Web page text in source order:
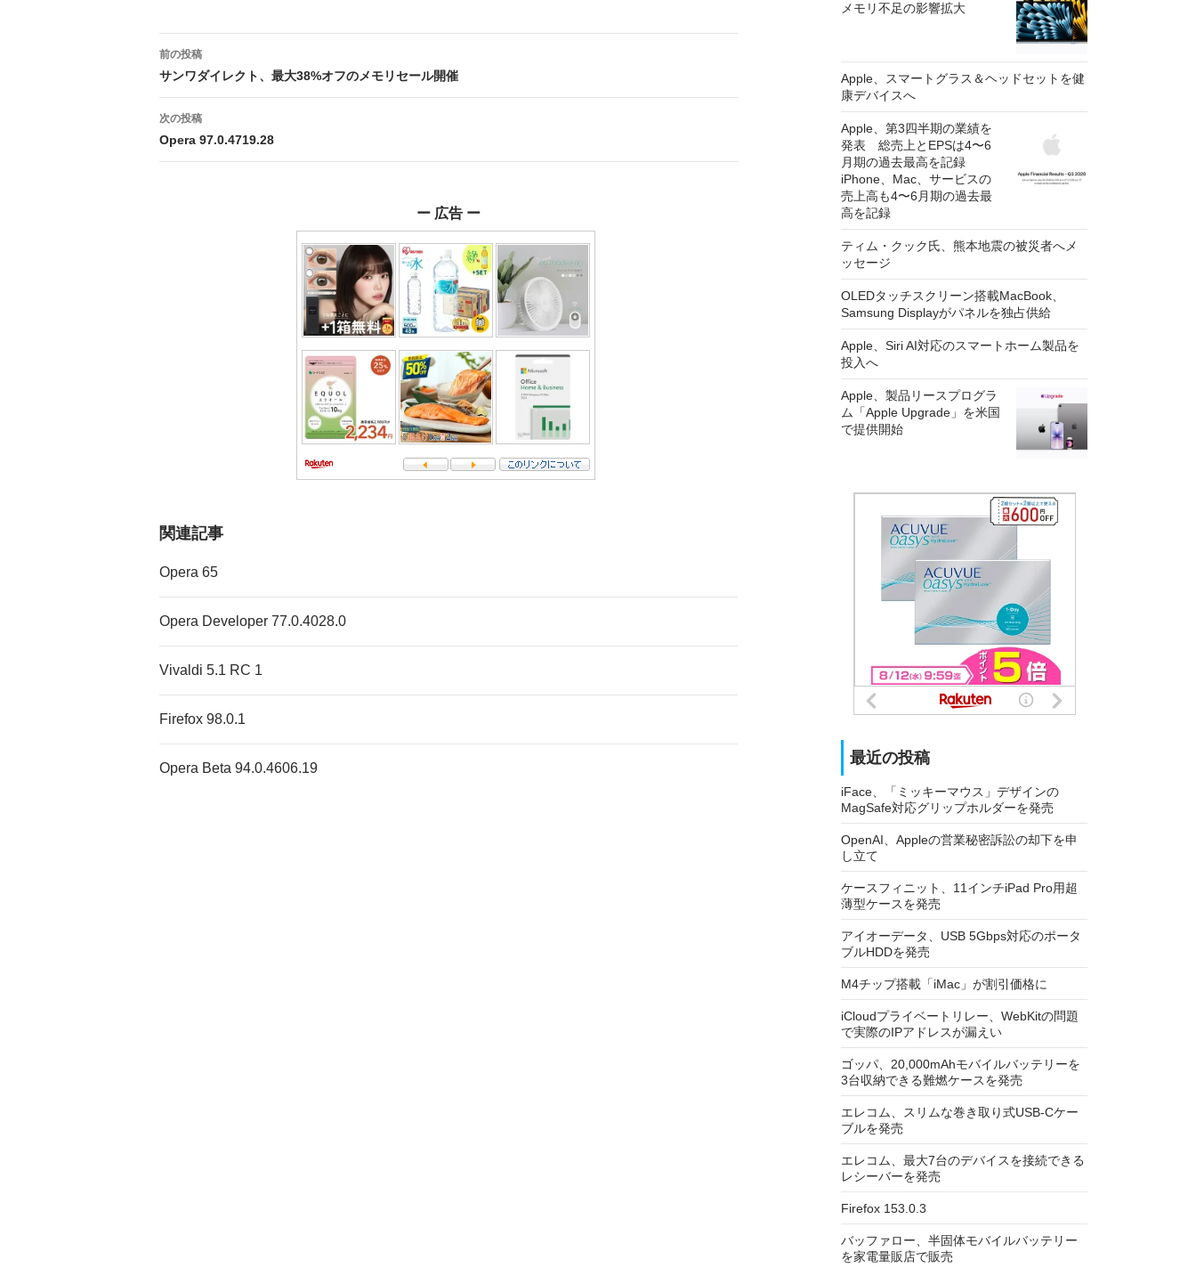
投
稿
ナ
ビ
前の投稿
サンワダイレクト、最⼤38%オフのメモリセール開催
次の投稿
Opera 97.0.4719.28
ー 広告 ー
関連記事
Opera 65
Opera Developer 77.0.4028.0
Vivaldi 5.1 RC 1
Firefox 98.0.1
Opera Beta 94.0.4606.19
メモリ不足の影響拡大
Apple、スマートグラス＆ヘッドセットを健
康デバイスへ
Apple、第3四半期の業績を
発表 総売上とEPSは4〜6
月期の過去最高を記録
iPhone、Mac、サービスの
売上高も4〜6月期の過去最
高を記録
ティム・クック氏、熊本地震の被災者へメ
ッセージ
OLEDタッチスクリーン搭載MacBook、
Samsung Displayがパネルを独占供給
Apple、Siri AI対応のスマートホーム製品を
投入へ
Apple、製品リースプログラ
ム「Apple Upgrade」を米国
で提供開始
最近の投稿
iFace、「ミッキーマウス」デザインの
MagSafe対応グリップホルダーを発売
OpenAI、Appleの営業秘密訴訟の却下を申
し立て
ケースフィニット、11インチiPad Pro用超
薄型ケースを発売
アイオーデータ、USB 5Gbps対応のポータ
ブルHDDを発売
M4チップ搭載「iMac」が割引価格に
iCloudプライベートリレー、WebKitの問題
で実際のIPアドレスが漏えい
ゴッパ、20,000mAhモバイルバッテリーを
3台収納できる難燃ケースを発売
エレコム、スリムな巻き取り式USB-Cケー
ブルを発売
エレコム、最大7台のデバイスを接続できる
レシーバーを発売
Firefox 153.0.3
バッファロー、半固体モバイルバッテリー
を家電量販店で販売